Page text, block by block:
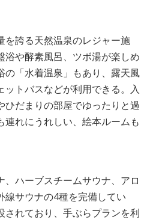
を誇る天然温泉のレジャー施
浴や酵素風呂、ツボ湯が楽しめ
の「水着温泉」もあり、露天風
ットバスなどが利用できる。入
だまりの部屋でゆったりと過
連れにうれしい、絵本ルームも
ハーブスチームサウナ、アロ
線サウナの4種を完備してい
されており、手ぶらプランを利